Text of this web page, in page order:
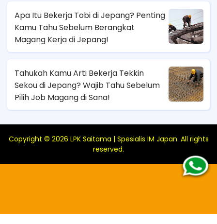
Apa Itu Bekerja Tobi di Jepang? Penting
Kamu Tahu Sebelum Berangkat
Magang Kerja di Jepang!
Tahukah Kamu Arti Bekerja Tekkin
Sekou di Jepang? Wajib Tahu Sebelum
Pilih Job Magang di Sana!
Copyright © 2026 LPK Saitama | Spesialis IM Japan. All rights
reserved.